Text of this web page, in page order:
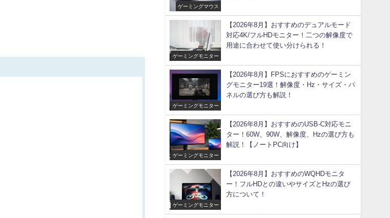
ゲーミングマウス
ゲーミングモニター
【2026年8月】おすすめのデュアルモード
対応4K/フルHDモニター！二つの解像度で
用途に合わせて使い分けられる！
ゲーミングモニター
【2026年8月】FPSにおすすめのゲーミン
グモニター19選！解像度・Hz・サイズ・パ
ネルの選び方も解説！
ゲーミングモニター
【2026年8月】おすすめのUSB-C対応モニ
ター！60W、90W、解像度、Hzの選び方も
解説！【ノートPC向け】
ゲーミングモニター
【2026年8月】おすすめのWQHDモニタ
ー！フルHDとの違いやサイズとHzの選び
方について！